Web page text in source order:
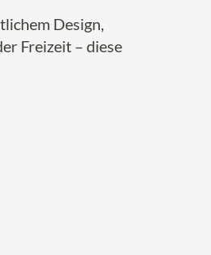
Design,
Freizeit – diese